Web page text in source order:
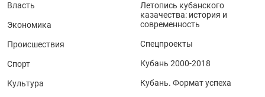
Власть
Экономика
Происшествия
Спорт
Культура
Летопись кубанского
казачества: история и
современность
Спецпроекты
Кубань 2000-2018
Кубань. Формат успеха